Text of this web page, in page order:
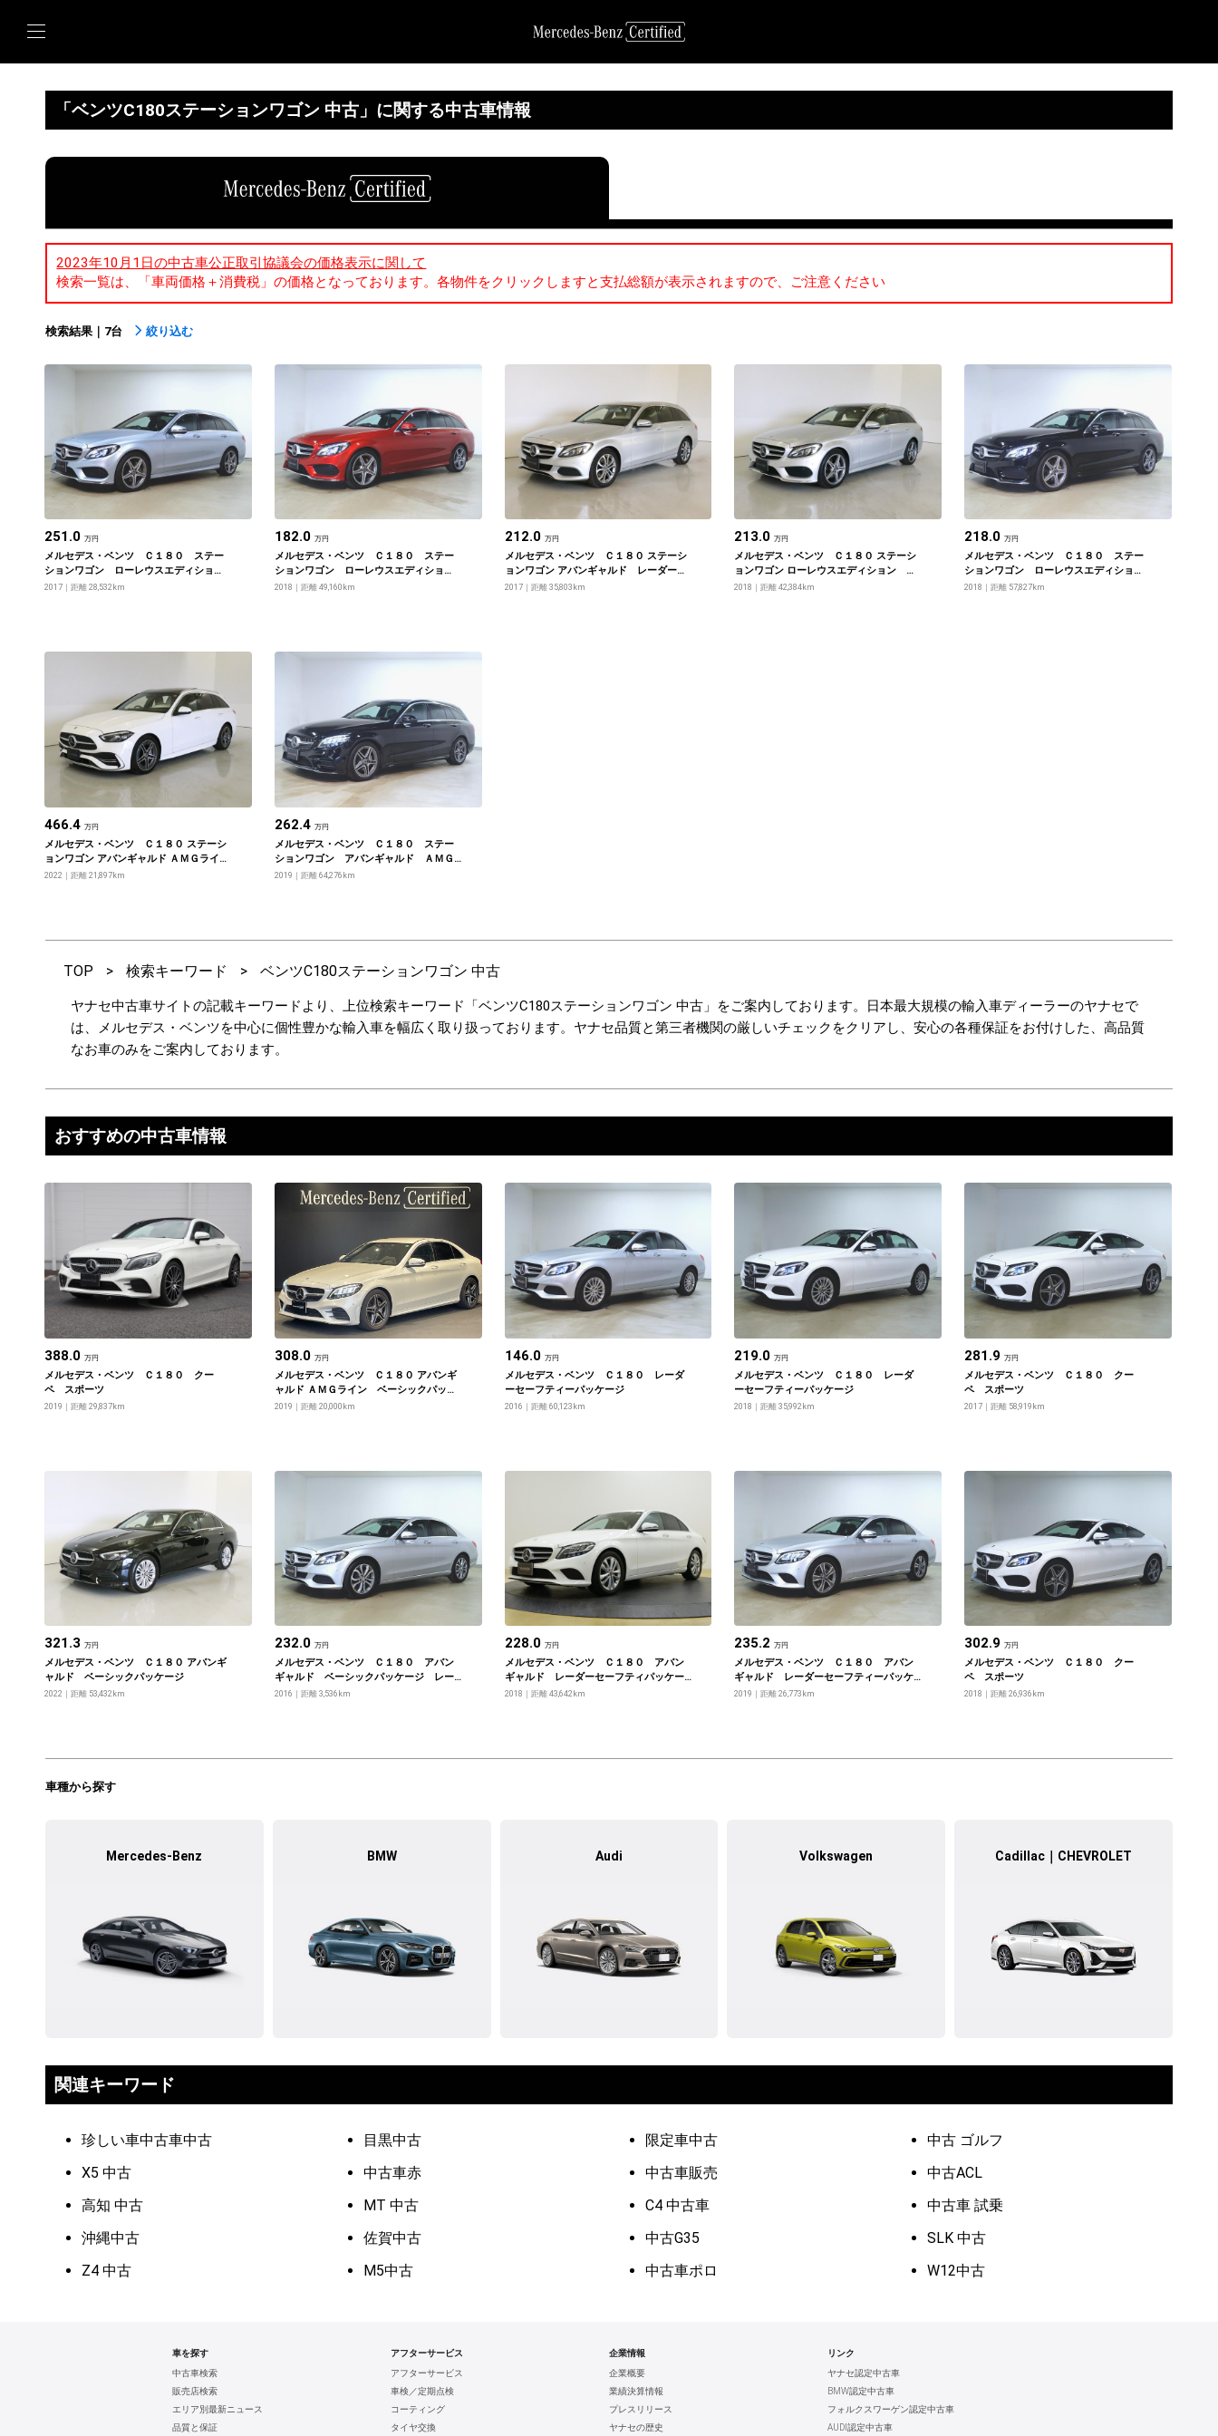
「ベンツC180ステーションワゴン 中古」に関する中古車情報
2023年10月1日の中古車公正取引協議会の価格表示に関して
検索一覧は、「車両価格＋消費税」の価格となっております。各物件をクリックしますと支払総額が表示されますので、ご注意ください
検索結果｜7台 絞り込む
251.0 万円
メルセデス・ベンツ Ｃ１８０ ステー
ションワゴン ローレウスエディショ
ン レーダーセーフティーパッケージ
2017 距離 28,532km
182.0 万円
メルセデス・ベンツ Ｃ１８０ ステー
ションワゴン ローレウスエディショ
ン レーダーセーフティーパッケージ
2018 距離 49,160km
212.0 万円
メルセデス・ベンツ Ｃ１８０ ステーシ
ョンワゴン アバンギャルド レーダーセ
ーフティパッケージ
2017 距離 35,803km
213.0万円
メルセデス・ベンツ Ｃ１８０ ステーシ
ョンワゴン ローレウスエディション レ
ーダーセーフティパッケージ
2018 距離 42,384km
218.0万円
メルセデス・ベンツ Ｃ１８０ ステー
ションワゴン ローレウスエディショ
ン レーダーセーフティーパッケージ
2018 距離 57,827km
466.4 万円
メルセデス・ベンツ Ｃ１８０ ステーシ
ョンワゴン アバンギャルド ＡＭＧライ
ン ベーシックパッケージ
2022 距離 21,897km
262.4 万円
メルセデス・ベンツ Ｃ１８０ ステー
ションワゴン アバンギャルド ＡＭＧ
ライン レーダーセーフティーパッケー
2019 距離 64,276km
TOP > 検索キーワード > ベンツC180ステーションワゴン 中古
ヤナセ中古車サイトの記載キーワードより、上位検索キーワード「ベンツC180ステーションワゴン 中古」をご案内しております。日本最大規模の輸入車ディーラーのヤナセで
は、メルセデス・ベンツを中心に個性豊かな輸入車を幅広く取り扱っております。ヤナセ品質と第三者機関の厳しいチェックをクリアし、安心の各種保証をお付けした、高品質
なお車のみをご案内しております。
おすすめの中古車情報
388.0 万円
メルセデス・ベンツ Ｃ１８０ クー
ペ スポーツ
2019 距離 29,837km
308.0 万円
メルセデス・ベンツ Ｃ１８０ アバンギ
ャルド ＡＭＧライン ベーシックパッケ
ージ
2019 距離 20,000km
146.0 万円
メルセデス・ベンツ Ｃ１８０ レーダ
ーセーフティーパッケージ
2016 距離 60,123km
219.0万円
メルセデス・ベンツ Ｃ１８０ レーダ
ーセーフティーパッケージ
2018 距離 35,992km
281.9万円
メルセデス・ベンツ Ｃ１８０ クー
ペ スポーツ
2017 距離 58,919km
321.3 万円
メルセデス・ベンツ Ｃ１８０ アバンギ
ャルド ベーシックパッケージ
2022 距離 53,432km
232.0 万円
メルセデス・ベンツ Ｃ１８０ アバン
ギャルド ベーシックパッケージ レー
ダーセーフティーパッケージ
2016 距離 3,536km
228.0 万円
メルセデス・ベンツ Ｃ１８０ アバン
ギャルド レーダーセーフティパッケー
ジ ベーシックパッケージ
2018 距離 43,642km
235.2万円
メルセデス・ベンツ Ｃ１８０ アバン
ギャルド レーダーセーフティーパッケ
ージ ベーシックパッケージ
2019 距離 26,773km
302.9万円
メルセデス・ベンツ Ｃ１８０ クー
ペ スポーツ
2018 距離 26,936km
車種から探す
Mercedes-Benz BMW Audi Volkswagen Cadillac｜CHEVROLET
関連キーワード
珍しい車中古車中古
X5 中古
高知 中古
沖縄中古
Z4 中古
目黒中古
中古車赤
MT 中古
佐賀中古
M5中古
限定車中古
中古車販売
C4 中古車
中古G35
中古車ポロ
中古 ゴルフ
中古ACL
中古車 試乗
SLK 中古
W12中古
車を探す
中古車検索
販売店検索
エリア別最新ニュース
品質と保証
アフターサービス
アフターサービス
車検／定期点検
コーティング
タイヤ交換
企業情報
企業概要
業績決算情報
プレスリリース
ヤナセの歴史
リンク
ヤナセ認定中古車
BMW認定中古車
フォルクスワーゲン認定中古車
AUDI認定中古車